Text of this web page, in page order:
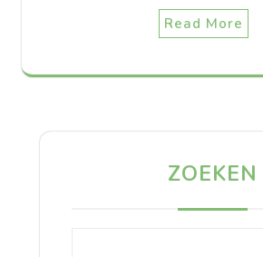
Read More
ZOEKEN